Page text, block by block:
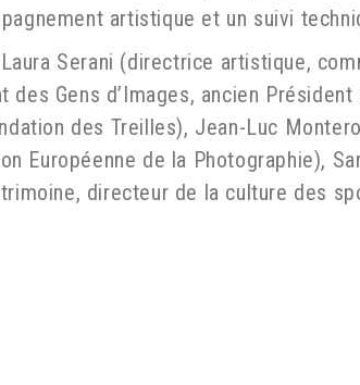
artistique et un suivi
Serani (directrice artistique,
Gens d’Images, ancien
des Treilles), Jean-Luc
Européenne de la Photographie),
directeur de la culture des